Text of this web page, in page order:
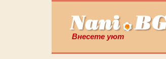
Внесете уют